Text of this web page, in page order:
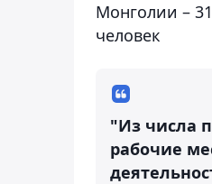
Монголии –
человек
"Из числа
рабочие